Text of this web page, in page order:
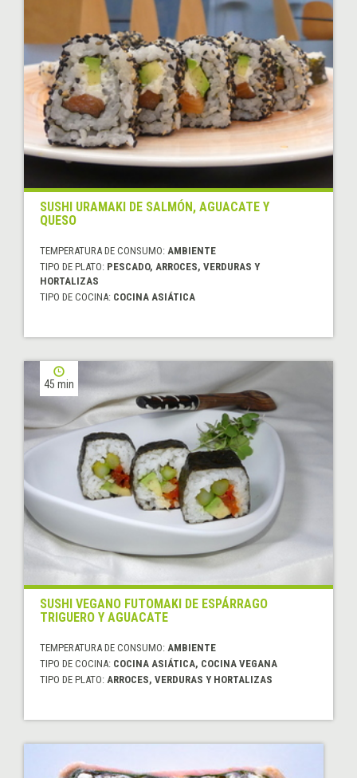
SUSHI URAMAKI DE SALMÓN, AGUACATE Y
QUESO
TEMPERATURA DE CONSUMO: AMBIENTE
TIPO DE PLATO: PESCADO, ARROCES, VERDURAS Y
HORTALIZAS
TIPO DE COCINA: COCINA ASIÁTICA
45 min
SUSHI VEGANO FUTOMAKI DE ESPÁRRAGO
TRIGUERO Y AGUACATE
TEMPERATURA DE CONSUMO: AMBIENTE
TIPO DE COCINA: COCINA ASIÁTICA, COCINA VEGANA
TIPO DE PLATO: ARROCES, VERDURAS Y HORTALIZAS